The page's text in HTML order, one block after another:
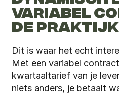
VARIABEL
DE PRAKTIJK
Dit is waar het echt
Met een variabel
kwartaaltarief van je
niets anders, je betaalt